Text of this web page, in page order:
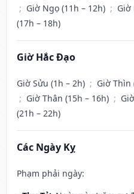
; Giờ Ngọ (11h – 12h) ; Giờ
(17h – 18h)
Giờ Hắc Đạo
Giờ Sửu (1h – 2h) ; Giờ Thìn
; Giờ Thân (15h – 16h) ;
(21h – 22h)
Các Ngày Kỵ
Phạm phải ngày: